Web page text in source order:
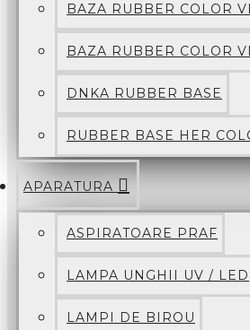
BAZA RUBBER COLOR
BAZA RUBBER COLOR
DNKA RUBBER BASE
RUBBER BASE HER
APARATURA
ASPIRATOARE PRAF
LAMPA UNGHII UV / LED
LAMPI DE BIROU